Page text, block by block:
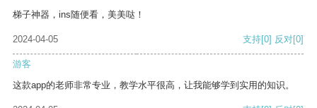
梯子神器，ins随便看，美美哒！
2024-04-05 支持[0] 反对[0]
游客
这款app的老师非常专业，教学水平很高，让我能够学到实用的知识。